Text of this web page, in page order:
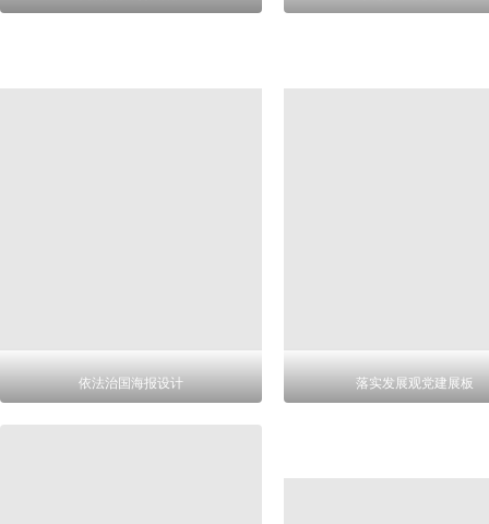
依法治国海报设计 落实发展观党建展板